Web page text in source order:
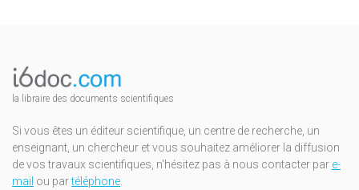
la libraire des documents scientifiques
Si vous êtes un éditeur scientifique, un centre de recherche, un
enseignant, un chercheur et vous souhaitez améliorer la diffusion
de vos travaux scientifiques, n'hésitez pas à nous contacter par e-
mail ou partéléphone.